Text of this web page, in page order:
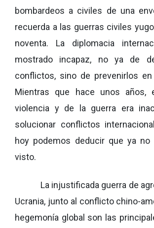
bombardeos a civiles de una
recuerda a las guerras civiles
noventa. La diplomacia
mostrado incapaz, no ya de
conflictos, sino de prevenirlos en
Mientras que hace unos
violencia y de la guerra era
solucionar conflictos
hoy podemos deducir que ya no
visto.
La injustificada guerra de
Ucrania, junto al conflicto chino-
hegemonía global son las